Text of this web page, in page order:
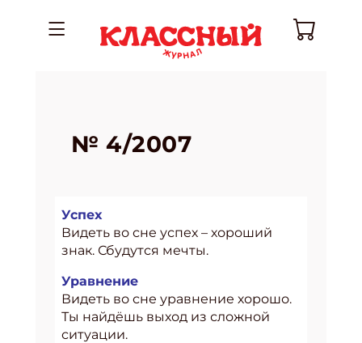
№ 4/2007
Успех
Видеть во сне успех – хороший
знак. Сбудутся мечты.
Уравнение
Видеть во сне уравнение хорошо.
Ты найдёшь выход из сложной
ситуации.